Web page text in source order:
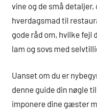
vine og de små
hverdagsmad til
gode råd om, hvilke fejl
lam og sovs med
Uanset om du er
denne guide din nøgle
imponere dine gæster